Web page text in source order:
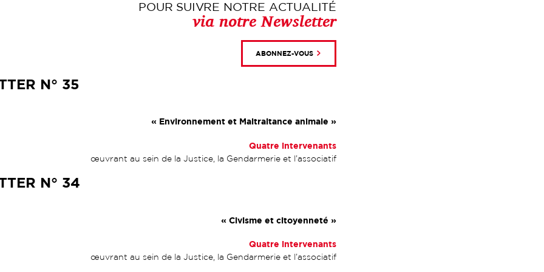
POUR SUIVRE NOTRE ACTUALITÉ
via notre Newsletter
ABONNEZ-VOUS
N° 35
« Environnement et Maltraitance animale »
Quatre intervenants
œuvrant au sein de la Justice, la Gendarmerie et l’associatif
N° 34
« Civisme et citoyenneté »
Quatre intervenants
œuvrant au sein de la Justice, la Gendarmerie et l’associatif